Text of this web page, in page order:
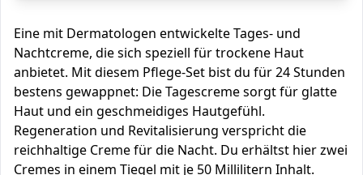
Eine mit Dermatologen entwickelte Tages- und
Nachtcreme, die sich speziell für trockene Haut
anbietet. Mit diesem Pflege-Set bist du für 24 Stunden
bestens gewappnet: Die Tagescreme sorgt für glatte
Haut und ein geschmeidiges Hautgefühl.
Regeneration und Revitalisierung verspricht die
reichhaltige Creme für die Nacht. Du erhältst hier zwei
Cremes in einem Tiegel mit je 50 Millilitern Inhalt.